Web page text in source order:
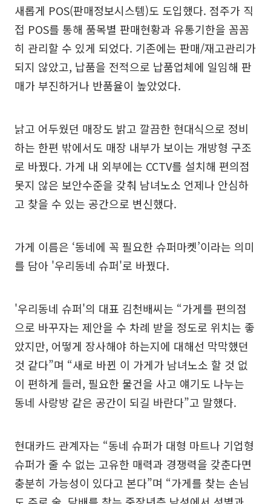
새롭게 POS(판매정보시스템)도 도입했다. 점주가 직
접 POS를 통해 품목별 판매현황과 유통기한을 꼼꼼
히 관리할 수 있게 되었다. 기존에는 판매/재고관리가
되지 않았고, 납품을 전적으로 납품업체에 일임해 판
매가 부진하거나 반품율이 높았었다.
낡고 어두웠던 매장도 밝고 깔끔한 현대식으로 정비
하는 한편 밖에서도 매장 내부가 보이는 개방형 구조
로 바꿨다. 가게 내 외부에는 CCTV를 설치해 편의점
못지 않은 보안수준을 갖춰 남녀노소 언제나 안심하
고 찾을 수 있는 공간으로 변신했다.
가게 이름은 ‘동네에 꼭 필요한 슈퍼마켓’이라는 의미
를 담아 '우리동네 슈퍼'로 바꿨다.
'우리동네 슈퍼'의 대표 김천배씨는 “가게를 편의점
으로 바꾸자는 제안을 수 차례 받을 정도로 위치는 좋
았지만, 어떻게 장사해야 하는지에 대해선 막막했던
것 같다”며 “새로 바뀐 이 가게가 남녀노소 할 것 없
이 편하게 들러, 필요한 물건을 사고 얘기도 나누는
동네 사랑방 같은 공간이 되길 바란다”고 말했다.
현대카드 관계자는 “동네 슈퍼가 대형 마트나 기업형
슈퍼가 줄 수 없는 고유한 매력과 경쟁력을 갖춘다면
충분히 가능성이 있다고 본다”며 “가게를 찾는 손님